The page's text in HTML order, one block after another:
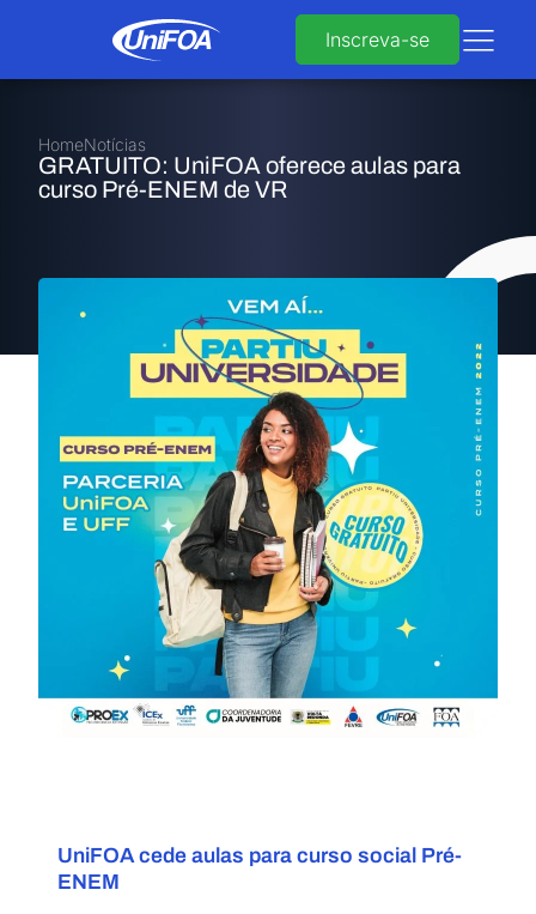
Inscreva-se
HomeNotícias
GRATUITO: UniFOA oferece aulas para
curso Pré-ENEM de VR
UniFOA cede aulas para curso social Pré-
ENEM